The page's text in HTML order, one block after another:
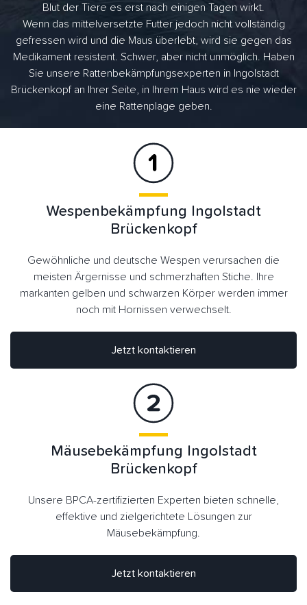
Blut der Tiere es erst nach einigen Tagen wirkt.
Wenn das mittelversetzte Futter jedoch nicht vollständig
gefressen wird und die Maus überlebt, wird sie gegen das
Medikament resistent. Schwer, aber nicht unmöglich. Haben
Sie unsere Rattenbekämpfungsexperten in Ingolstadt
Brückenkopf an Ihrer Seite, in Ihrem Haus wird es nie wieder
eine Rattenplage geben.
Wespenbekämpfung Ingolstadt
Brückenkopf
Gewöhnliche und deutsche Wespen verursachen die
meisten Ärgernisse und schmerzhaften Stiche. Ihre
markanten gelben und schwarzen Körper werden immer
noch mit Hornissen verwechselt.
Jetzt kontaktieren
Jetzt kontaktieren
Mäusebekämpfung Ingolstadt
Brückenkopf
Unsere BPCA-zertifizierten Experten bieten schnelle,
effektive und zielgerichtete Lösungen zur
Mäusebekämpfung.